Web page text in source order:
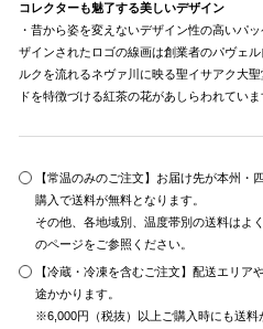
コレクターも魅了する美しいデザイン
・昔から姿を変えないデザイン性の高いパ
ザインされたロゴの線画は創業者のパヴェ
ルクを流れるネヴァ川に映る聖イサアク大
ドを特徴づける紅茶の花があしらわれていま
【常温のみのご注文】お届け先が本州・
購入で送料が無料となります。
その他、各地域別、温度帯別の送料はよ
のページをご参照ください。
【冷蔵・冷凍を含むご注文】配送エリア
途かかります。
※6,000円（税抜）以上ご購入時にも送料